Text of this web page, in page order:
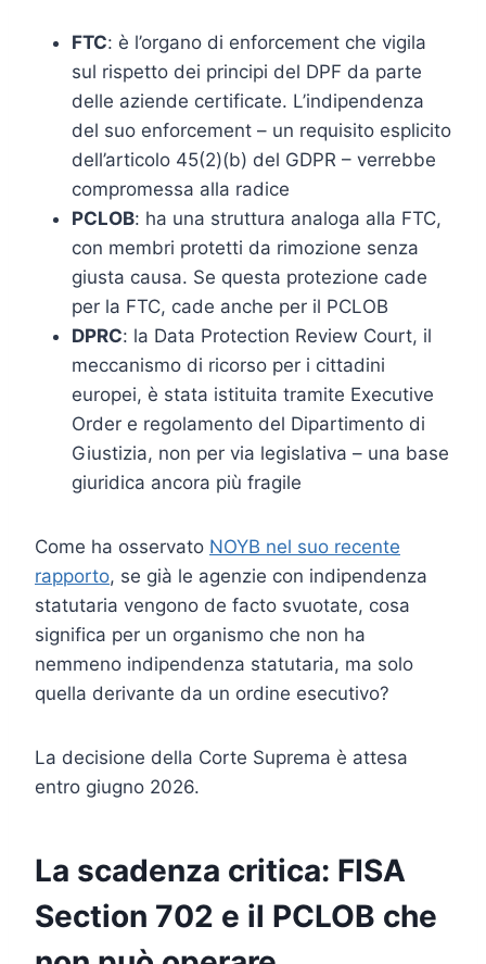
FTC: è l’organo di enforcement che vigila
sul rispetto dei principi del DPF da parte
delle aziende certificate. L’indipendenza
del suo enforcement – un requisito esplicito
dell’articolo 45(2)(b) del GDPR – verrebbe
compromessa alla radice
PCLOB: ha una struttura analoga alla FTC,
con membri protetti da rimozione senza
giusta causa. Se questa protezione cade
per la FTC, cade anche per il PCLOB
DPRC: la Data Protection Review Court, il
meccanismo di ricorso per i cittadini
europei, è stata istituita tramite Executive
Order e regolamento del Dipartimento di
Giustizia, non per via legislativa – una base
giuridica ancora più fragile
Come ha osservato NOYB nel suo recente
rapporto, se già le agenzie con indipendenza
statutaria vengono de facto svuotate, cosa
significa per un organismo che non ha
nemmeno indipendenza statutaria, ma solo
quella derivante da un ordine esecutivo?
La decisione della Corte Suprema è attesa
entro giugno 2026.
La scadenza critica: FISA
Section 702 e il PCLOB che